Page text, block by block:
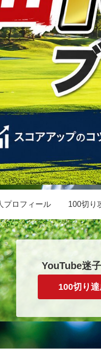
プロフィール 100切り
YouTube迷
100切り